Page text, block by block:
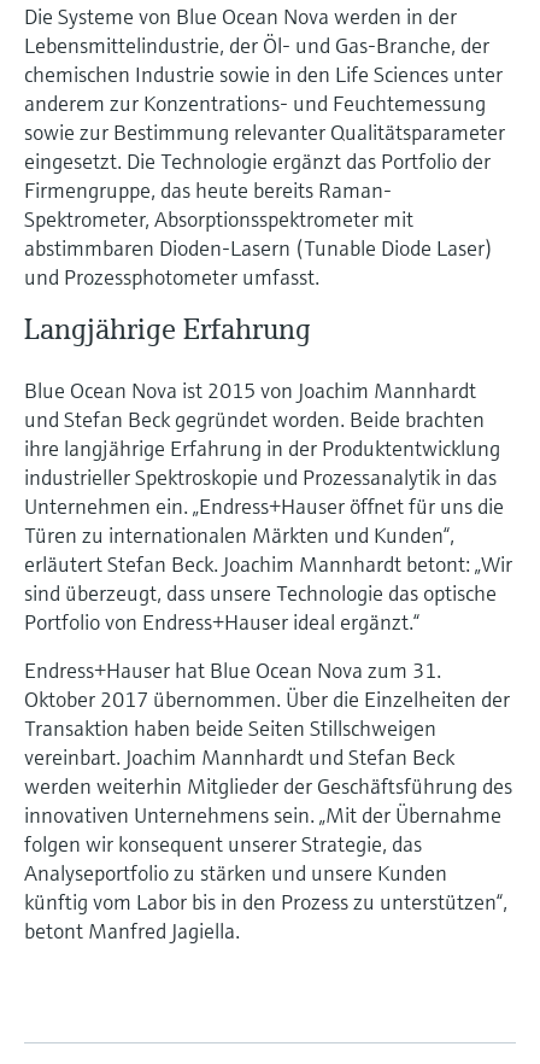
Die Systeme von Blue Ocean Nova werden in der
Lebensmittelindustrie, der Öl- und Gas-Branche, der
chemischen Industrie sowie in den Life Sciences unter
anderem zur Konzentrations- und Feuchtemessung
sowie zur Bestimmung relevanter Qualitätsparameter
eingesetzt. Die Technologie ergänzt das Portfolio der
Firmengruppe, das heute bereits Raman-
Spektrometer, Absorptionsspektrometer mit
abstimmbaren Dioden-Lasern (Tunable Diode Laser)
und Prozessphotometer umfasst.
Langjährige Erfahrung
Blue Ocean Nova ist 2015 von Joachim Mannhardt
und Stefan Beck gegründet worden. Beide brachten
ihre langjährige Erfahrung in der Produktentwicklung
industrieller Spektroskopie und Prozessanalytik in das
Unternehmen ein. „Endress+Hauser öffnet für uns die
Türen zu internationalen Märkten und Kunden“,
erläutert Stefan Beck. Joachim Mannhardt betont: „Wir
sind überzeugt, dass unsere Technologie das optische
Portfolio von Endress+Hauser ideal ergänzt.“
Endress+Hauser hat Blue Ocean Nova zum 31.
Oktober 2017 übernommen. Über die Einzelheiten der
Transaktion haben beide Seiten Stillschweigen
vereinbart. Joachim Mannhardt und Stefan Beck
werden weiterhin Mitglieder der Geschäftsführung des
innovativen Unternehmens sein. „Mit der Übernahme
folgen wir konsequent unserer Strategie, das
Analyseportfolio zu stärken und unsere Kunden
künftig vom Labor bis in den Prozess zu unterstützen“,
betont Manfred Jagiella.